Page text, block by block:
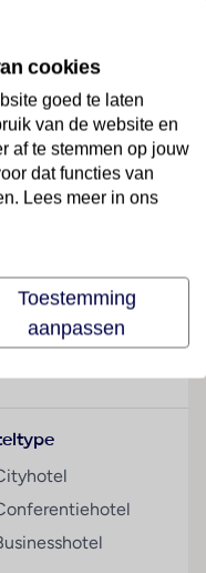
van Turijn,
Nuova. Slechts
bevinden zich de
de stad,
Palazzo Reale,
van winkel- en
u in de
De
de afstand
rokerskamers
bij de receptie in de
bij het in- en
kluis en een
van het
cookies
goed te laten
van de website en
af te stemmen op jouw
dat functies van
Lees meer in ons
Toestemming
aanpassen